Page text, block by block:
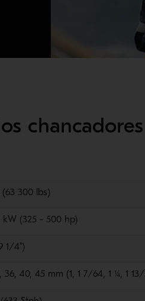
300 lbs)
(325 - 500 hp)
1/4")
36, 40, 45 mm (1, 1 7/64, 1 ¼, 1